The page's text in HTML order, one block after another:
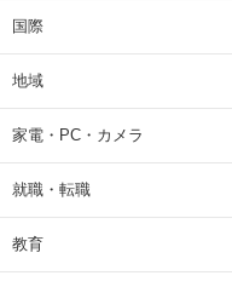
国際
地域
家電・PC・カメラ
就職・転職
教育